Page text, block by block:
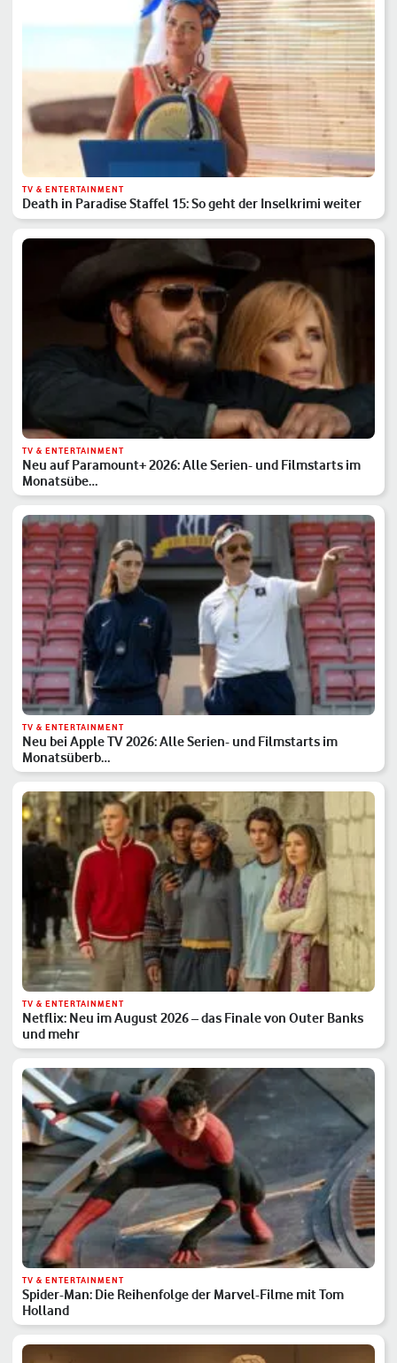
TV & ENTERTAINMENT
Death in Paradise Staffel 15: So geht der Inselkrimi weiter
TV & ENTERTAINMENT
Neu auf Paramount+ 2026: Alle Serien- und Filmstarts im
Monatsübe…
TV & ENTERTAINMENT
Neu bei Apple TV 2026: Alle Serien- und Filmstarts im
Monatsüberb…
TV & ENTERTAINMENT
Netflix: Neu im August 2026 – das Finale von Outer Banks
und mehr
TV & ENTERTAINMENT
Spider-Man: Die Reihenfolge der Marvel-Filme mit Tom
Holland